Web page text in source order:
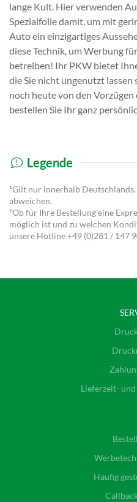
lange Kult. Hier verwenden
Spezialfolie damit, um mit
Auto ein einzigartiges
diese Technik, um Werbung
betreiben! Ihr PKW bietet
die Sie nicht ungenutzt lassen
noch heute von den
bestellen Sie Ihr ganz
Legende
¹Gilt nur innerhalb
abweichen.
²Ob für Ihre Bestellung eine
möglich ist und zu welchen
unsere Hotline+49 (0)281 / 147
Lieferzeit-
Häufig